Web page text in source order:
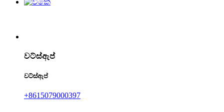
වට්ස්ඇප්
වට්ස්ඇප්
+8615079000397